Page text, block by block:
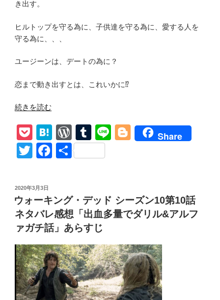
最
感
想
す
の
き出す。
ヒルトップを守る為に、子供達を守る為に、愛する人を
守る為に、、、
ユージーンは、デートの為に？
恋まで動き出すとは、これいかに⁉︎
“ウ
ー
キ
ン
ッ
ド
シ
ー
ン
10
第
11
話
続きを読む
P
o
ck
H
at
e
a
W
or
d
e
ss
T
u
m
r
Li
Bl
er
Share
T
tt
er
F
e
b
o
o
k
共
投
稿
日:
2020年3月3日
ウォーキング・デッド シーズン10第10話
ネタバレ感想「出血多量でダリル&アルフ
ァガチ話」あらすじ